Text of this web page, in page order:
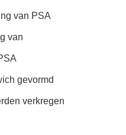
van PSA
van
gevormd
verkregen